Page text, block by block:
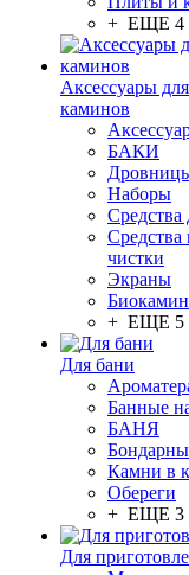
+ ЕЩЕ 4
Аксессуары
каминов
БАКИ
Наборы
Средства
чистки
Экраны
+ ЕЩЕ 5
Для бани
Банные
БАНЯ
Камни в
Обереги
+ ЕЩЕ 3
Для